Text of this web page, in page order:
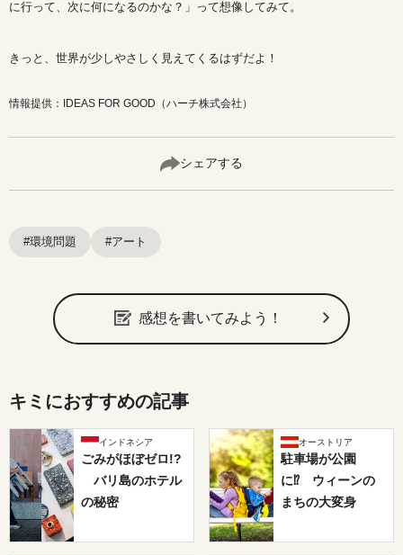
に行って、次に何になるのかな？」って想像してみて。
きっと、世界が少しやさしく見えてくるはずだよ！
情報提供：IDEAS FOR GOOD（ハーチ株式会社）
シェアする
#環境問題 #アート
感想を書いてみよう！
キミにおすすめの記事
インドネシア
ごみがほぼゼロ!?
バリ島のホテル
の秘密
オーストリア
駐車場が公園
に⁉ ウィーンの
まちの大変身